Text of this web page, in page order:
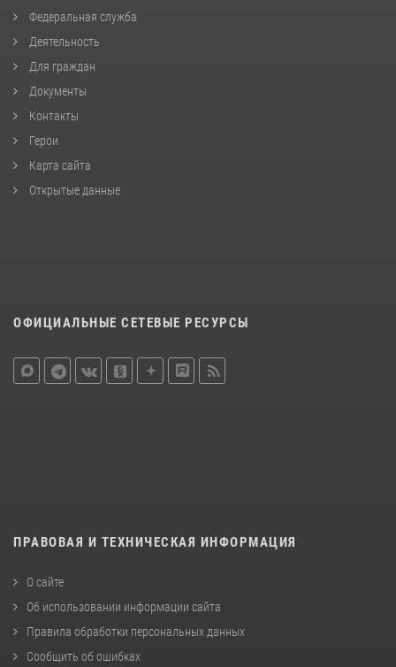
Федеральная служба
Деятельность
Для граждан
Документы
Контакты
Герои
Карта сайта
Открытые данные
ОФИЦИАЛЬНЫЕ СЕТЕВЫЕ РЕСУРСЫ
ПРАВОВАЯ И ТЕХНИЧЕСКАЯ ИНФОРМАЦИЯ
О сайте
Об использовании информации сайта
Правила обработки персональных данных
Сообщить об ошибках